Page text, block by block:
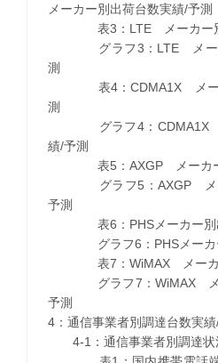
メーカー別出荷台数実績/予測
表3：LTE メーカー別
グラフ3：LTE メーカ
測
表4：CDMA1X メーカ
測
グラフ4：CDMA1X メ
績/予測
表5：AXGP メーカー
グラフ5：AXGP メー
予測
表6：PHSメーカー別出
グラフ6：PHSメーカー
表7：WiMAX メーカー
グラフ7：WiMAX メー
予測
4：通信事業者別調達台数実績
4-1：通信事業者別調達状